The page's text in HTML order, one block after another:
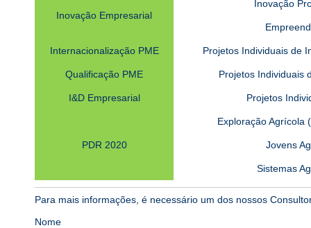
Inovação Empresarial
Inovação
Internacionalização PME Projetos Individuais de
Qualificação PME Projetos Individuais
I&D Empresarial Projetos
PDR 2020
Exploração Agrícola
Jovens
Sistemas
Para mais informações, é necessário um dos nossos
Nome